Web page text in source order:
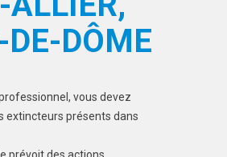
DE-DÔME
vous devez
extincteurs présents dans